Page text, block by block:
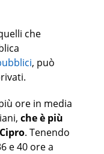
che
, può
ore in media
che è più
. Tenendo
e 40 ore a